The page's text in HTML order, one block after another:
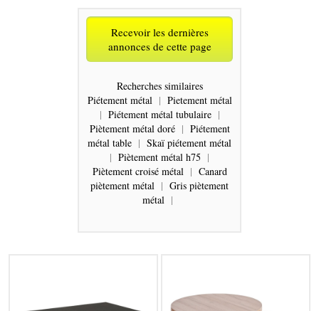
Recevoir les dernières
annonces de cette page
Recherches similaires
Piétement métal | Pietement métal
| Piétement métal tubulaire |
Piètement métal doré | Piétement
métal table | Skaï piétement métal
| Piètement métal h75 |
Piètement croisé métal | Canard
piètement métal | Gris piètement
métal |